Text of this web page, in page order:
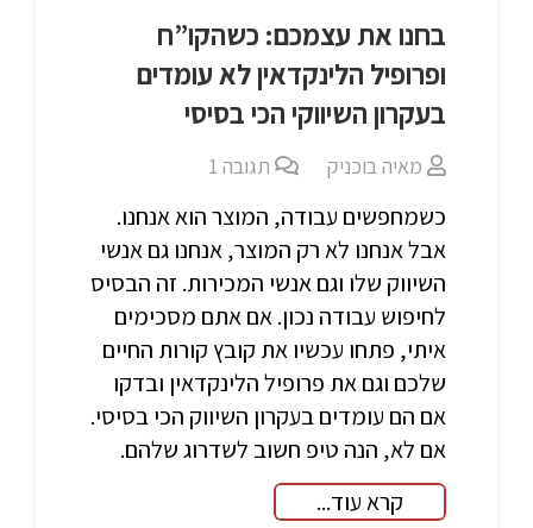
בחנו את עצמכם: כשהקו”ח
ופרופיל הלינקדאין לא עומדים
בעקרון השיווקי הכי בסיסי
מאיה בוכניק תגובה1
כשמחפשים עבודה, המוצר הוא אנחנו.
אבל אנחנו לא רק המוצר, אנחנו גם אנשי
השיווק שלו וגם אנשי המכירות. זה הבסיס
לחיפוש עבודה נכון. אם אתם מסכימים
איתי, פתחו עכשיו את קובץ קורות החיים
שלכם וגם את פרופיל הלינקדאין ובדקו
אם הם עומדים בעקרון השיווק הכי בסיסי.
אם לא, הנה טיפ חשוב לשדרוג שלהם.
קרא עוד...